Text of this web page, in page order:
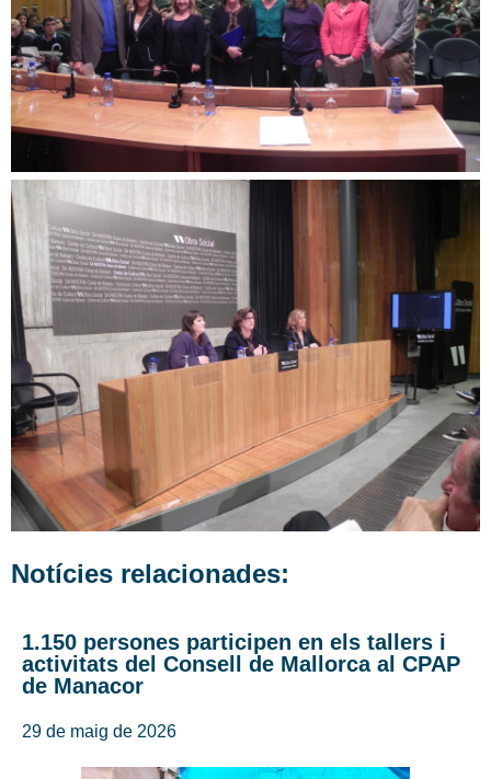
Notícies relacionades:
1.150 persones participen en els tallers i
activitats del Consell de Mallorca al CPAP
de Manacor
29 de maig de 2026